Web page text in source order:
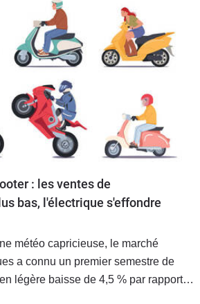
: les ventes de
bas, l'électrique s'effondre
météo capricieuse, le marché
a connu un premier semestre de
légère baisse de 4,5 % par rapport à